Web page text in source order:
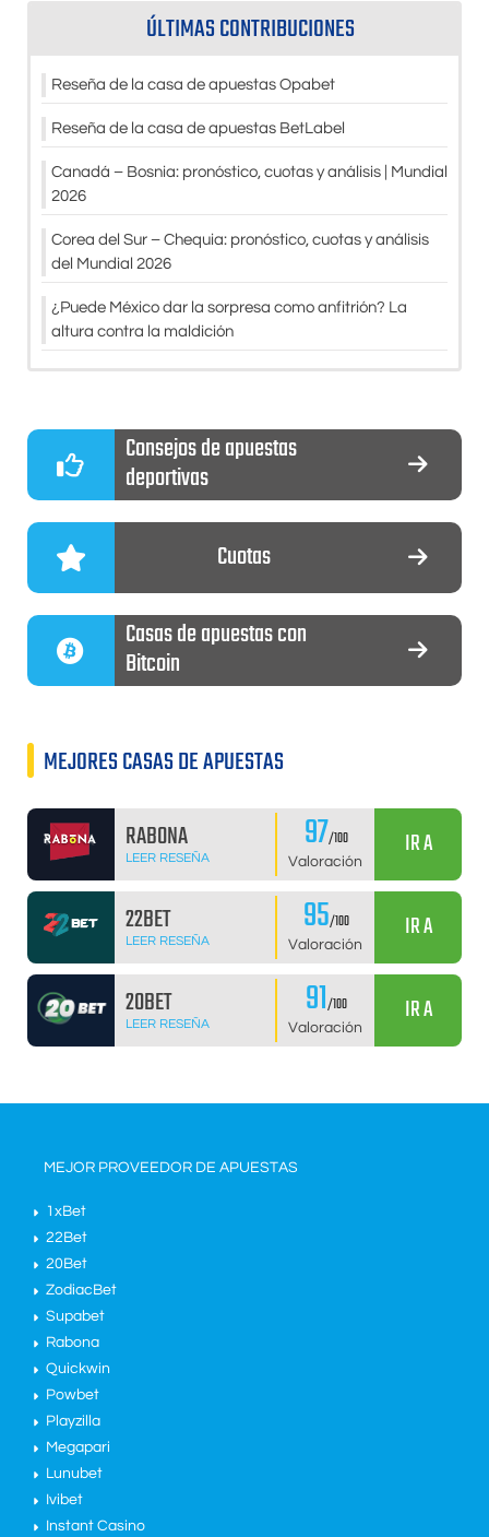
ÚLTIMAS CONTRIBUCIONES
Reseña de la casa de apuestas Opabet
Reseña de la casa de apuestas BetLabel
Canadá – Bosnia: pronóstico, cuotas y análisis | Mundial
2026
Corea del Sur – Chequia: pronóstico, cuotas y análisis
del Mundial 2026
¿Puede México dar la sorpresa como anfitrión? La
altura contra la maldición
Consejos de apuestas
deportivas
Cuotas
Casas de apuestas con
Bitcoin
MEJORES CASAS DE APUESTAS
RABONA
LEER RESEÑA 97/100
Valoración
IR A
22BET
LEER RESEÑA 95/100
Valoración
IR A
20BET
LEER RESEÑA 91/100
Valoración
IR A
MEJOR PROVEEDOR DE APUESTAS
1xBet
22Bet
20Bet
ZodiacBet
Supabet
Rabona
Quickwin
Powbet
Playzilla
Megapari
Lunubet
Ivibet
Instant Casino